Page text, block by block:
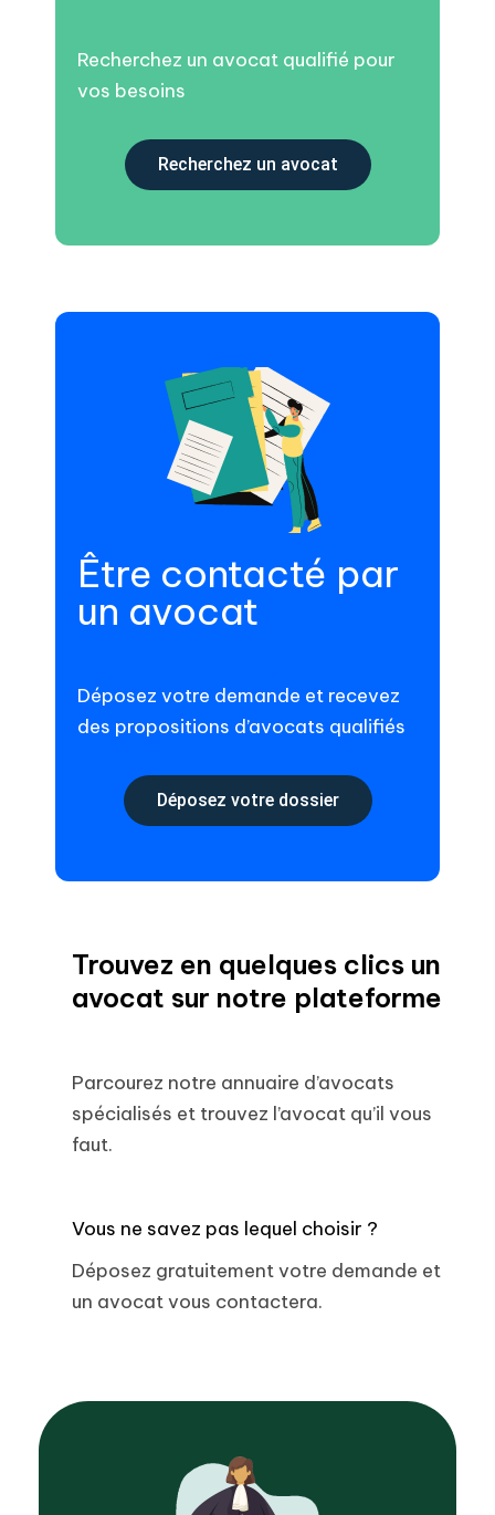
Recherchez un avocat qualifié pour
vos besoins
Recherchez un avocat
Être contacté par
un avocat
Déposez votre demande et recevez
des propositions d’avocats qualifiés
Déposez votre dossier
Trouvez en quelques clics un
avocat sur notre plateforme
Parcourez notre annuaire d’avocats
spécialisés et trouvez l’avocat qu’il vous
faut.
Vous ne savez pas lequel choisir ?
Déposez gratuitement votre demande et
un avocat vous contactera.